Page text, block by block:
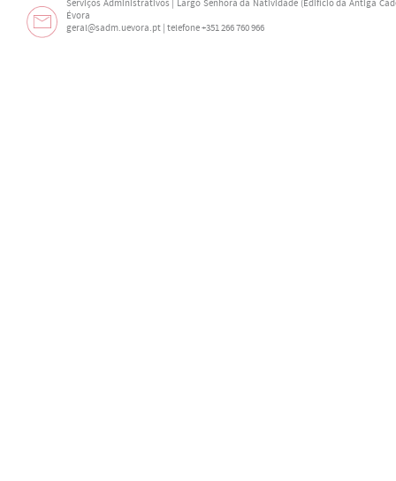
Serviços Administrativos | Largo Senhora da Natividade (Edifício da Antiga
Évora
geral@sadm.uevora.pt | telefone +351 266 760 966